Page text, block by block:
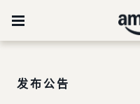
发布公告